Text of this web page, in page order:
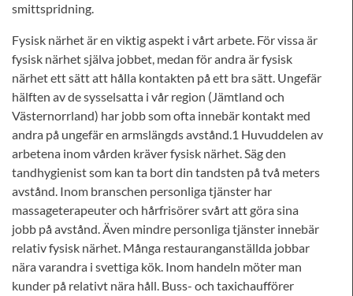
smittspridning.
Fysisk närhet är en viktig aspekt i vårt arbete. För vissa är
fysisk närhet själva jobbet, medan för andra är fysisk
närhet ett sätt att hålla kontakten på ett bra sätt. Ungefär
hälften av de sysselsatta i vår region (Jämtland och
Västernorrland) har jobb som ofta innebär kontakt med
andra på ungefär en armslängds avstånd.1 Huvuddelen av
arbetena inom vården kräver fysisk närhet. Säg den
tandhygienist som kan ta bort din tandsten på två meters
avstånd. Inom branschen personliga tjänster har
massageterapeuter och hårfrisörer svårt att göra sina
jobb på avstånd. Även mindre personliga tjänster innebär
relativ fysisk närhet. Många restauranganställda jobbar
nära varandra i svettiga kök. Inom handeln möter man
kunder på relativt nära håll. Buss- och taxichaufförer